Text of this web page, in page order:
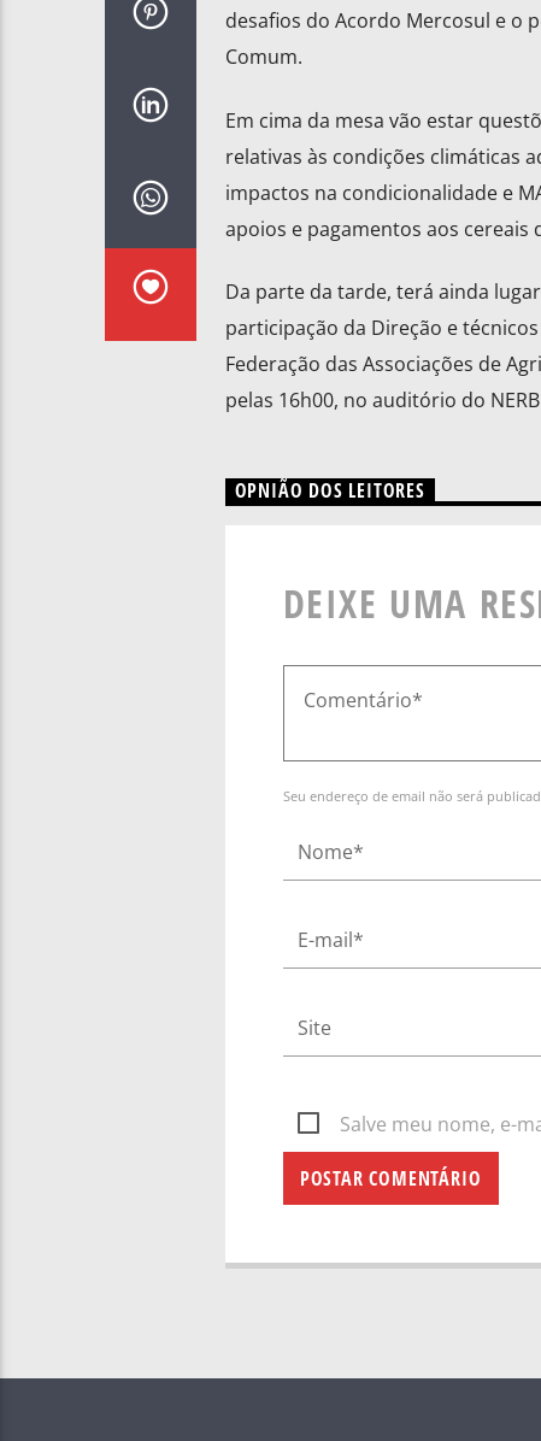
desafios do Acordo Mercosul e o
Comum.
Em cima da mesa vão estar
relativas às condições climáticas
impactos na condicionalidade e
apoios e pagamentos aos cereais
Da parte da tarde, terá ainda
participação da Direção e
Federação das Associações de
pelas 16h00, no auditório do
OPNIÃO DOS LEITORES
DEIXE UMA
Seu endereço de email não será
Salve meu nome, e-